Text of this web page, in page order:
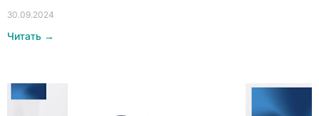
30.09.2024
Читать →